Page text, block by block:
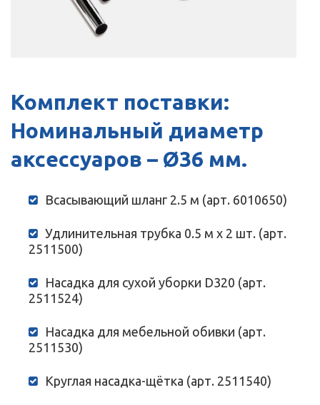
Комплект поставки:
Номинальный диаметр
аксессуаров – Ø36 мм.
Всасывающий шланг 2.5 м (арт. 6010650)
Удлинительная трубка 0.5 м х 2 шт. (арт.
2511500)
Насадка для сухой уборки D320 (арт.
2511524)
Насадка для мебельной обивки (арт.
2511530)
Круглая насадка-щётка (арт. 2511540)